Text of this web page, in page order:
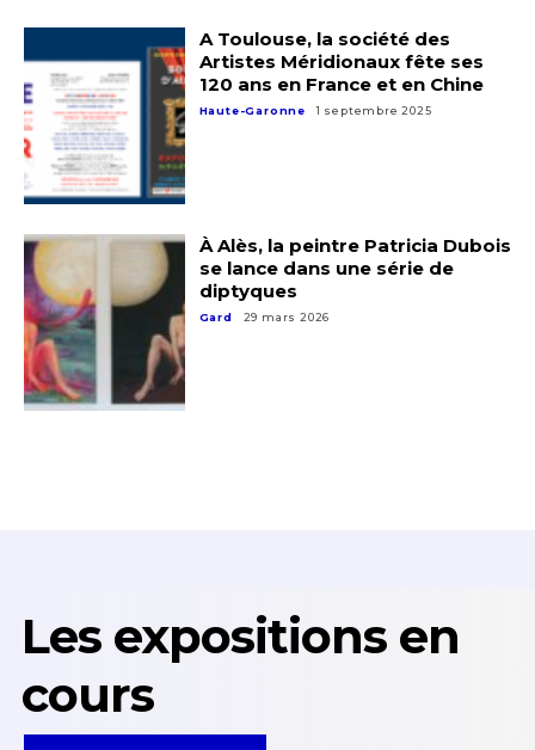
A Toulouse, la société des
Artistes Méridionaux fête ses
120 ans en France et en Chine
Haute-Garonne 1 septembre 2025
À Alès, la peintre Patricia Dubois
se lance dans une série de
diptyques
Gard 29 mars 2026
Les expositions en
cours